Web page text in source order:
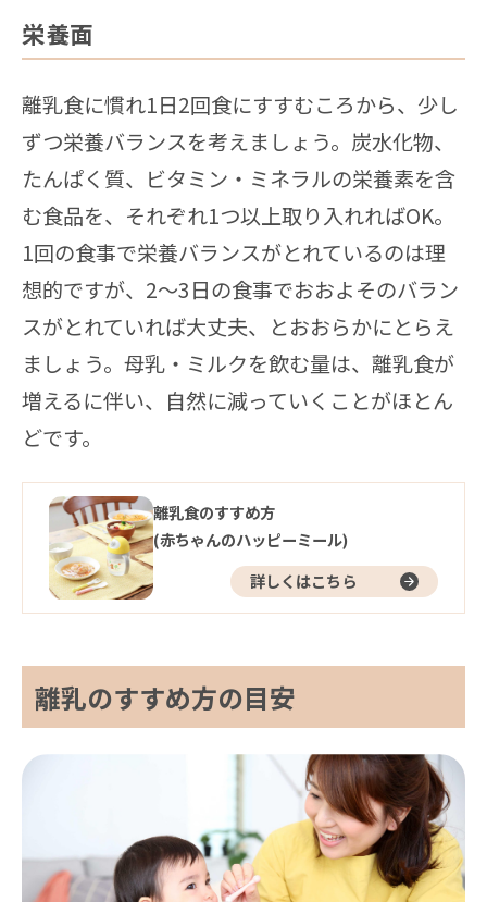
栄養面
離乳食に慣れ1日2回食にすすむころから、少し
ずつ栄養バランスを考えましょう。炭水化物、
たんぱく質、ビタミン・ミネラルの栄養素を含
む食品を、それぞれ1つ以上取り入れればOK。
1回の食事で栄養バランスがとれているのは理
想的ですが、2～3日の食事でおおよそのバラン
スがとれていれば大丈夫、とおおらかにとらえ
ましょう。母乳・ミルクを飲む量は、離乳食が
増えるに伴い、自然に減っていくことがほとん
どです。
離乳食のすすめ方
(赤ちゃんのハッピーミール)
詳しくはこちら
離乳のすすめ方の目安